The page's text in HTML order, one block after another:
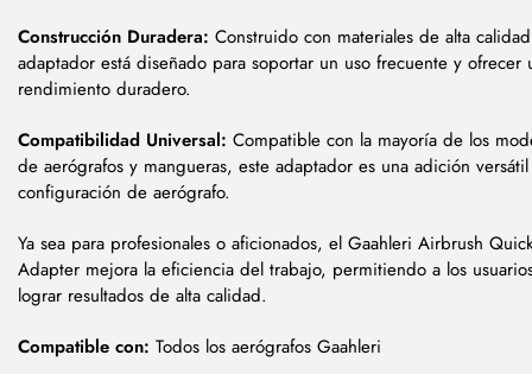
Construcción Duradera: Construido con materiales de alta
adaptador está diseñado para soportar un uso frecuente y ofrecer
rendimiento duradero.
Compatibilidad Universal: Compatible con la mayoría de los
de aerógrafos y mangueras, este adaptador es una adición
configuración de aerógrafo.
Ya sea para profesionales o aficionados, el Gaahleri Airbrush
Adapter mejora la eficiencia del trabajo, permitiendo a los
lograr resultados de alta calidad.
Compatible con: Todos los aerógrafos Gaahleri